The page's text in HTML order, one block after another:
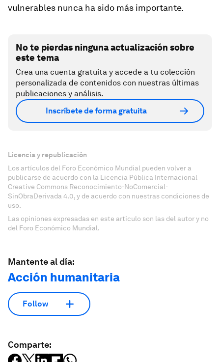
vulnerables nunca ha sido más importante.
No te pierdas ninguna actualización sobre
este tema
Crea una cuenta gratuita y accede a tu colección
personalizada de contenidos con nuestras últimas
publicaciones y análisis.
Inscríbete de forma gratuita
Licencia y republicación
Los artículos del Foro Económico Mundial pueden volver a
publicarse de acuerdo con la Licencia Pública Internacional
Creative Commons Reconocimiento-NoComercial-
SinObraDerivada 4.0, y de acuerdo con nuestras condiciones de
uso.
Las opiniones expresadas en este artículo son las del autor y no
del Foro Económico Mundial.
Mantente al día:
Acción humanitaria
Follow
Comparte: